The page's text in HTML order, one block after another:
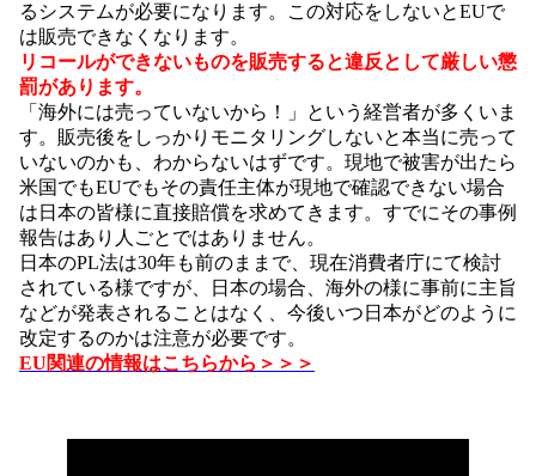
るシステムが必要になります。この対応をしないとEUで
は販売できなくなります。
リコールができないものを販売すると違反として厳しい懲
罰があります。
「海外には売っていないから！」という経営者が多くいま
す。販売後をしっかりモニタリングしないと本当に売って
いないのかも、わからないはずです。現地で被害が出たら
米国でもEUでもその責任主体が現地で確認できない場合
は日本の皆様に直接賠償を求めてきます。すでにその事例
報告はあり人ごとではありません。
日本のPL法は30年も前のままで、現在消費者庁にて検討
されている様ですが、日本の場合、海外の様に事前に主旨
などが発表されることはなく、今後いつ日本がどのように
改定するのかは注意が必要です。
EU関連の情報はこちらから＞＞＞